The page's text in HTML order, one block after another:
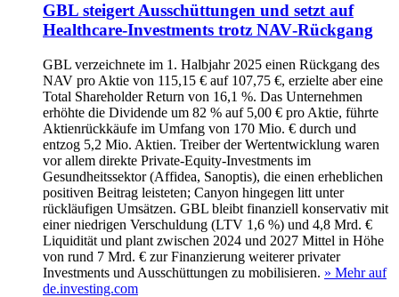
GBL steigert Ausschüttungen und setzt auf
Healthcare-Investments trotz NAV‑Rückgang
GBL verzeichnete im 1. Halbjahr 2025 einen Rückgang des
NAV pro Aktie von 115,15 € auf 107,75 €, erzielte aber eine
Total Shareholder Return von 16,1 %. Das Unternehmen
erhöhte die Dividende um 82 % auf 5,00 € pro Aktie, führte
Aktienrückkäufe im Umfang von 170 Mio. € durch und
entzog 5,2 Mio. Aktien. Treiber der Wertentwicklung waren
vor allem direkte Private‑Equity‑Investments im
Gesundheitssektor (Affidea, Sanoptis), die einen erheblichen
positiven Beitrag leisteten; Canyon hingegen litt unter
rückläufigen Umsätzen. GBL bleibt finanziell konservativ mit
einer niedrigen Verschuldung (LTV 1,6 %) und 4,8 Mrd. €
Liquidität und plant zwischen 2024 und 2027 Mittel in Höhe
von rund 7 Mrd. € zur Finanzierung weiterer privater
Investments und Ausschüttungen zu mobilisieren. » Mehr auf
de.investing.com